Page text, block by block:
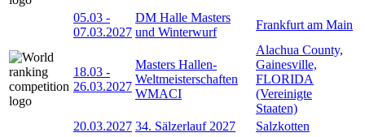
05.03 -
07.03.2027
DM Halle Masters
und Winterwurf
Frankfurt am Main
18.03 -
26.03.2027
Masters Hallen-
Weltmeisterschaften
WMACI
Alachua County,
Gainesville,
FLORIDA
(Vereinigte
Staaten)
20.03.2027 34. Sälzerlauf 2027 Salzkotten